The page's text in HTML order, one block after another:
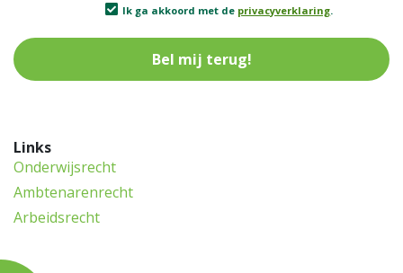
Ik ga akkoord met de privacyverklaring.
Links
Onderwijsrecht
Ambtenarenrecht
Arbeidsrecht